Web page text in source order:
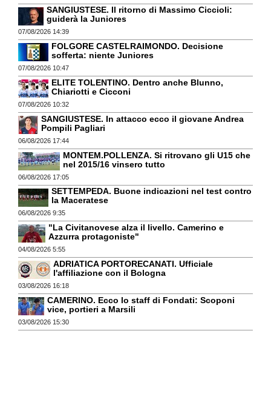
SANGIUSTESE. Il ritorno di Massimo Ciccioli:
guiderà la Juniores
07/08/2026 14:39
FOLGORE CASTELRAIMONDO. Decisione
sofferta: niente Juniores
07/08/2026 10:47
ELITE TOLENTINO. Dentro anche Blunno,
Chiariotti e Cicconi
07/08/2026 10:32
SANGIUSTESE. In attacco ecco il giovane Andrea
Pompili Pagliari
06/08/2026 17:44
MONTEM.POLLENZA. Si ritrovano gli U15 che
nel 2015/16 vinsero tutto
06/08/2026 17:05
SETTEMPEDA. Buone indicazioni nel test contro
la Maceratese
06/08/2026 9:35
"La Civitanovese alza il livello. Camerino e
Azzurra protagoniste"
04/08/2026 5:55
ADRIATICA PORTORECANATI. Ufficiale
l'affiliazione con il Bologna
03/08/2026 16:18
CAMERINO. Ecco lo staff di Fondati: Scoponi
vice, portieri a Marsili
03/08/2026 15:30